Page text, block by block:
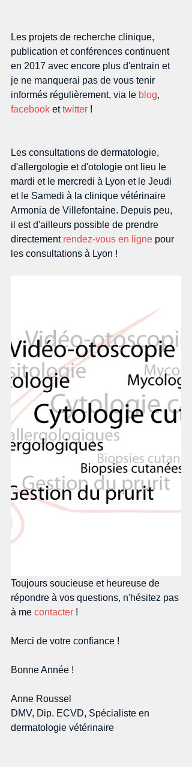
Les projets de recherche clinique,
publication et conférences continuent
en 2017 avec encore plus d'entrain et
je ne manquerai pas de vous tenir
informés régulièrement, via le blog,
facebook et twitter !
Les consultations de dermatologie,
d'allergologie et d'otologie ont lieu le
mardi et le mercredi à Lyon et le Jeudi
et le Samedi à la clinique vétérinaire
Armonia de Villefontaine. Depuis peu,
il est d'ailleurs possible de prendre
directement rendez-vous en ligne pour
les consultations à Lyon !
Toujours soucieuse et heureuse de
répondre à vos questions, n'hésitez pas
à me contacter !
Merci de votre confiance !
Bonne Année !
Anne Roussel
DMV, Dip. ECVD, Spécialiste en
dermatologie vétérinaire